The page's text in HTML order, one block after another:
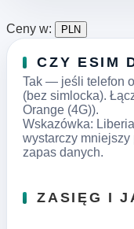
Ceny w: PLN
CZY ESIM
Tak — jeśli telefon
(bez simlocka).
Orange (4G)).
Wskazówka:
wystarczy
zapas danych.
ZASIĘG I